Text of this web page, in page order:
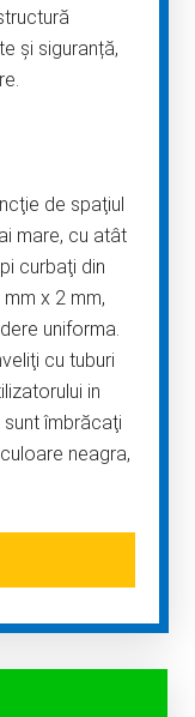
și siguranță,
de spaţiul
mare, cu atât
curbaţi din
x 2 mm,
uniforma.
cu tuburi
in
îmbrăcaţi
neagra,